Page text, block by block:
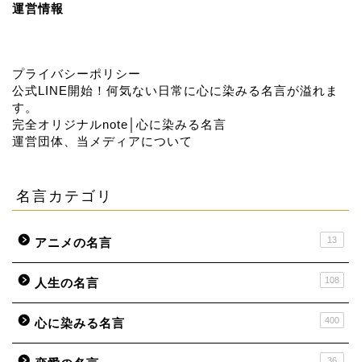
運営情報
プライバシーポリシー
公式LINE開始！何気ない日常に心に染みる名言が溢れま
す。
完全オリジナルnote│心に染みる名言
運営団体、当メディアについて
名言カテゴリ
アニメの名言 13
人生の名言 108
心に染みる名言 400